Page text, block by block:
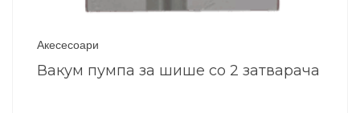
Акесесоари
Вакум пумпа за шише со 2 затварача